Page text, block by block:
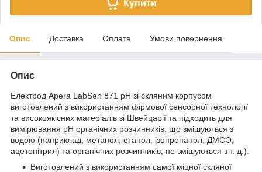
Купити
Опис Доставка Оплата Умови повернення
Опис
Електрод Apera LabSen 871 pH зі скляним корпусом
виготовлений з використанням фірмової сенсорної технології
та високоякісних матеріалів зі Швейцарії та підходить для
вимірювання pH органічних розчинників, що змішуються з
водою (наприклад, метанол, етанол, ізопропанол, ДМСО,
ацетонітрил) та органічних розчинників, не змішуються з т. д.).
Виготовлений з використанням самої міцної скляної